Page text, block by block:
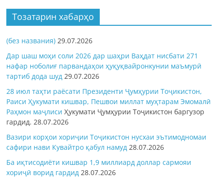
Тозатарин хабарҳо
(без названия) 29.07.2026
Дар шаш моҳи соли 2026 дар шаҳри Ваҳдат нисбати 271
нафар ноболиғ парвандаҳои ҳуқуқвайронкунии маъмурӣ
тартиб дода шуд 29.07.2026
28 июл таҳти раёсати Президенти Ҷумҳурии Тоҷикистон,
Раиси Ҳукумати кишвар, Пешвои миллат муҳтарам Эмомалӣ
Раҳмон маҷлисиҲукумати Ҷумҳурии Тоҷикистон баргузор
гардид.28.07.2026
Вазири корҳои хориҷии Тоҷикистон нусхаи эътимодномаи
сафири нави Кувайтро қабул намуд 28.07.2026
Ба иқтисодиёти кишвар 1,9 миллиард доллар сармояи
хориҷӣ ворид гардид 28.07.2026